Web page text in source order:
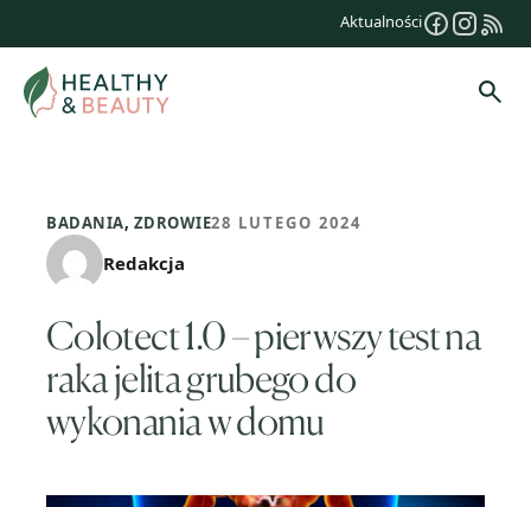
treści
Aktualności
BADANIA, ZDROWIE28 LUTEGO 2024
Redakcja
Colotect 1.0 – pierwszy test na
raka jelita grubego do
wykonania w domu